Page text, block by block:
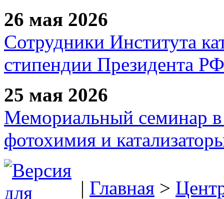
26 мая 2026
Сотрудники Института
стипендии Президента РФ
25 мая 2026
Мемориальный семинар в
фотохимия и
| Главная >